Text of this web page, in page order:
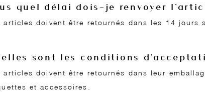
quel délai dois-je renvoyer
articles doivent être retournés dans les 14 jours
sont les conditions
articles doivent être retournés dans leur
et accessoires.